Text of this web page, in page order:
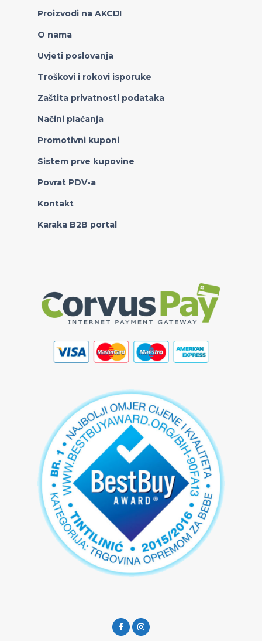
Proizvodi na AKCIJI
O nama
Uvjeti poslovanja
Troškovi i rokovi isporuke
Zaštita privatnosti podataka
Načini plaćanja
Promotivni kuponi
Sistem prve kupovine
Povrat PDV-a
Kontakt
Karaka B2B portal